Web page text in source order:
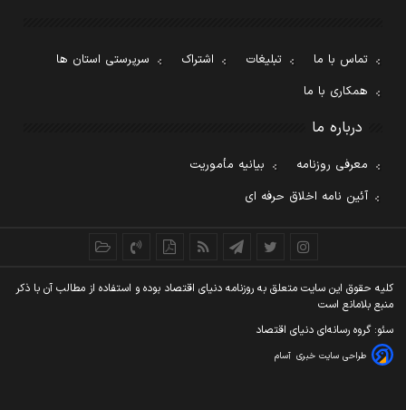
تماس با ما تبلیغات اشتراک
سرپرستی استان ها
همکاری با ما
درباره ما
معرفی روزنامه
بیانیه مأموریت
آئین نامه اخلاق حرفه ای
کليه حقوق اين سايت متعلق به روزنامه دنيای اقتصاد بوده و استفاده از مطالب آن با ذکر
منبع بلامانع است
سئو: گروه رسانه‌ای دنیای اقتصاد
طراحی سایت خبری آسام